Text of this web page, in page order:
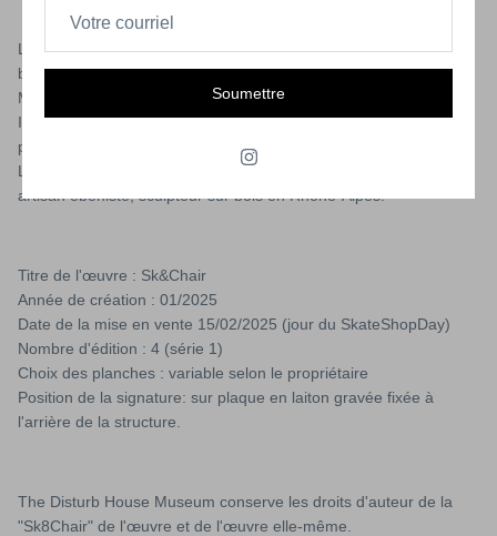
Le présent certificat atteste que l'œuvre identifiée ci-dessous est
bien une édition originale produite par The DiSturb HouSe
MuSeum.
Il garantit l'exactitude de cette "Sk8Chair" version 2025 série 1,
produite à quatre exemplaires.
La structure de la Sk8Chair est fabriquée en frêne massif par un
artisan ébéniste, sculpteur sur bois en Rhône-Alpes.
Titre de l'œuvre : Sk&Chair
Année de création : 01/2025
Date de la mise en vente 15/02/2025 (jour du SkateShopDay)
Nombre d'édition : 4 (série 1)
Choix des planches : variable selon le propriétaire
Position de la signature: sur plaque en laiton gravée fixée à
l'arrière de la structure.
The Disturb House Museum conserve les droits d'auteur de la
"Sk8Chair" de l'œuvre et de l'œuvre elle-même.
Soumettre